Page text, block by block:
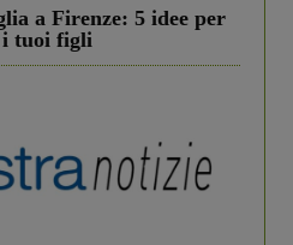
a Firenze: 5 idee per
tuoi figli